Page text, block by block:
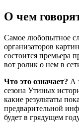
О чем
Самое любопытное
организаторов
состоится премьера
вот ролик о нем в
Что это означает? А
сезона Утиных
какие результаты
предварительной
будет в грядущем